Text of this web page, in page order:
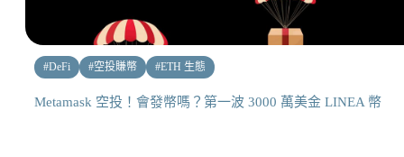
#DeFi #空投賺幣 #ETH 生態
Metamask 空投！會發幣嗎？第一波 3000 萬美金 LINEA 幣